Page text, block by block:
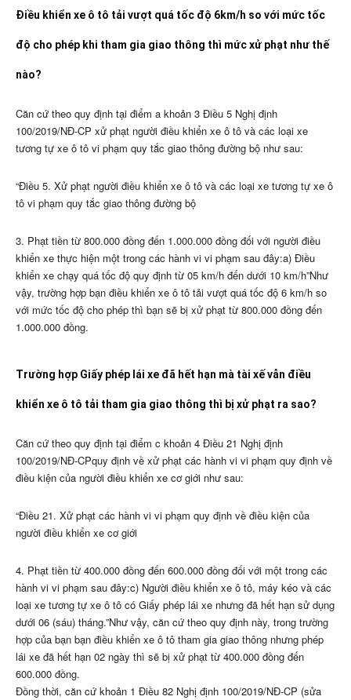
Điều khiển xe ô tô tải vượt quá tốc độ 6km/h so với mức tốc
độ cho phép khi tham gia giao thông thì mức xử phạt như thế
nào?
Căn cứ theo quy định tại điểm a khoản 3 Điều 5 Nghị định
100/2019/NĐ-CP xử phạt người điều khiển xe ô tô và các loại xe
tương tự xe ô tô vi phạm quy tắc giao thông đường bộ như sau:
“Điều 5. Xử phạt người điều khiển xe ô tô và các loại xe tương tự xe ô
tô vi phạm quy tắc giao thông đường bộ
3. Phạt tiền từ 800.000 đồng đến 1.000.000 đồng đối với người điều
khiển xe thực hiện một trong các hành vi vi phạm sau đây:a) Điều
khiển xe chạy quá tốc độ quy định từ 05 km/h đến dưới 10 km/h”Như
vậy, trường hợp bạn điều khiển xe ô tô tải vượt quá tốc độ 6 km/h so
với mức tốc độ cho phép thì bạn sẽ bị xử phạt từ 800.000 đồng đến
1.000.000 đồng.
Trường hợp Giấy phép lái xe đã hết hạn mà tài xế vẫn điều
khiển xe ô tô tải tham gia giao thông thì bị xử phạt ra sao?
Căn cứ theo quy định tại điểm c khoản 4 Điều 21 Nghị định
100/2019/NĐ-CPquy định về xử phạt các hành vi vi phạm quy định về
điều kiện của người điều khiển xe cơ giới như sau:
“Điều 21. Xử phạt các hành vi vi phạm quy định về điều kiện của
người điều khiển xe cơ giới
4. Phạt tiền từ 400.000 đồng đến 600.000 đồng đối với một trong các
hành vi vi phạm sau đây:c) Người điều khiển xe ô tô, máy kéo và các
loại xe tương tự xe ô tô có Giấy phép lái xe nhưng đã hết hạn sử dụng
dưới 06 (sáu) tháng.”Như vậy, căn cứ theo quy định này, trong trường
hợp của bạn bạn điều khiển xe ô tô tham gia giao thông nhưng phép
lái xe đã hết hạn 02 ngày thì sẽ bị xử phạt từ 400.000 đồng đến
600.000 đồng.
Đồng thời, căn cứ khoản 1 Điều 82 Nghị định 100/2019/NĐ-CP (sửa